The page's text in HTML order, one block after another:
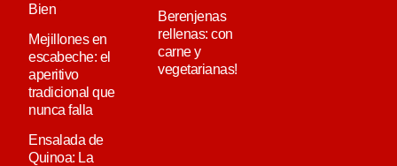
Bien
Mejillones en
escabeche: el
aperitivo
tradicional que
nunca falla
Ensalada de
Quinoa: La
Berenjenas
rellenas: con
carne y
vegetarianas!